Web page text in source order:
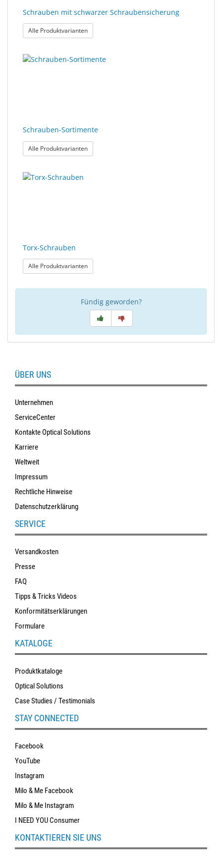
Schrauben mit schwarzer Schraubensicherung
Alle Produktvarianten: Schrauben mit schwarzer Schraubensicherung
Schrauben-Sortimente
Alle Produktvarianten: Schrauben-Sortimente
Torx-Schrauben
Alle Produktvarianten: Torx-Schrauben
Fündig geworden?
ÜBER UNS
Unternehmen
ServiceCenter
Kontakte Optical Solutions
Karriere
Weltweit
Impressum
Rechtliche Hinweise
Datenschutzerklärung
SERVICE
Versandkosten
Presse
FAQ
Tipps & Tricks Videos
Konformitätserklärungen
Formulare
KATALOGE
Produktkataloge
Optical Solutions
Case Studies / Testimonials
STAY CONNECTED
Facebook
YouTube
Instagram
Milo & Me Facebook
Milo & Me Instagram
I NEED YOU Consumer
KONTAKTIEREN SIE UNS